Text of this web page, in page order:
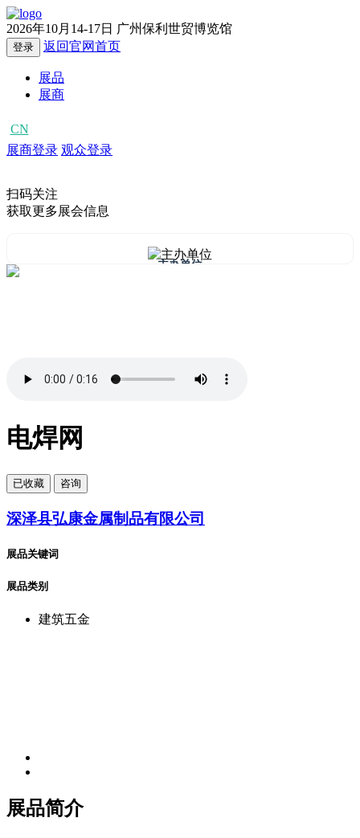
2026年10月14-17日 广州保利世贸博览馆
登录 返回官网首页
展品
展商
CN
展商登录 观众登录
扫码关注
获取更多展会信息
主办单位
电焊网
已收藏 咨询
深泽县弘康金属制品有限公司
展品关键词
展品类别
建筑五金
展品简介